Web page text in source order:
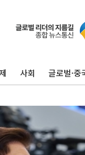
사회 글로벌·중